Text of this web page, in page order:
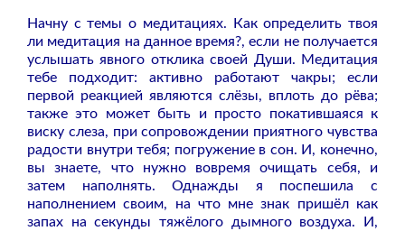
Начну с темы о медитациях. Как определить твоя
ли медитация на данное время?, если не получается
услышать явного отклика своей Души. Медитация
тебе подходит: активно работают чакры; если
первой реакцией являются слёзы, вплоть до рёва;
также это может быть и просто покатившаяся к
виску слеза, при сопровождении приятного чувства
радости внутри тебя; погружение в сон. И, конечно,
вы знаете, что нужно вовремя очищать себя, и
затем наполнять. Однажды я поспешила с
наполнением своим, на что мне знак пришёл как
запах на секунды тяжёлого дымного воздуха. И,